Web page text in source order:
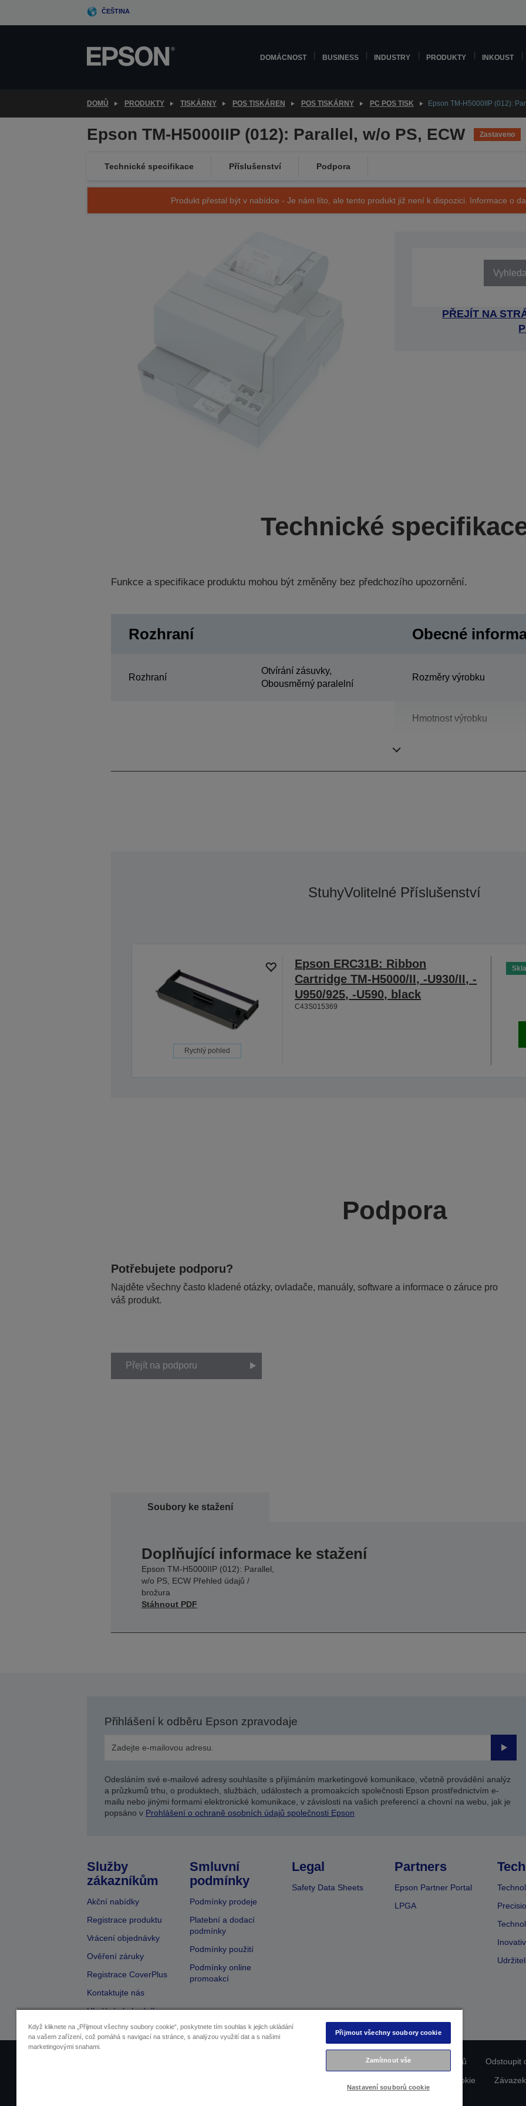
ČEŠTINA
DOMÁCNOST BUSINESS INDUSTRY PRODUKTY INKOUST
DOMŮ PRODUKTY TISKÁRNY POS TISKÁREN POS TISKÁRNY PC POS TISK Epson TM-H5000IIP (012):
Epson TM-H5000IIP (012): Parallel, w/o PS, ECW Zastaveno
Technické specifikace Příslušenství Podpora
Produkt přestal být v nabídce - Je nám líto, ale tento produkt již není k dispozici. Informace o
PŘEJÍT NA
Technické
Funkce a specifikace produktu mohou být změněny bez předchozího upozornění.
Rozhraní
Rozhraní
Otvírání zásuvky,
Obousměrný paralelní
Obecné
Rozměry výrobku
Hmotnost výrobku
StuhyVolitelné Příslušenství
Rychlý pohled
Epson ERC31B: Ribbon
Cartridge TM-H5000/II, -U930/II, -
U950/925, -U590, black
C43S015369
Podpora
Potřebujete podporu?
Najděte všechny často kladené otázky, ovladače, manuály, software a informace o záruce pro
váš produkt.
Přejít na podporu
Soubory ke stažení
Doplňující informace ke stažení
Epson TM-H5000IIP (012): Parallel,
w/o PS, ECW Přehled údajů /
brožura
Stáhnout PDF
Přihlášení k odběru Epson zpravodaje
Odeslat
Odesláním své e-mailové adresy souhlasíte s přijímáním marketingové komunikace, včetně provádění analýz
a průzkumů trhu, o produktech, službách, událostech a promoakcích společnosti Epson prostřednictvím e-
mailu nebo jinými formami elektronické komunikace, v závislosti na vašich preferencí a chovní na webu, jak je
popsáno v Prohlášení o ochraně osobních údajů společnosti Epson
Služby
zákazníkům
Akční nabídky
Registrace produktu
Vrácení objednávky
Ověření záruky
Registrace CoverPlus
Kontaktujte nás
Hledání obchodníka
Smluvní
podmínky
Podmínky prodeje
Platební a dodací
podmínky
Podmínky použití
Podmínky online
promoakcí
Legal
Safety Data Sheets
Partners
Epson Partner Portal
LPGA
Prohlášení o ochraně osobních údajů Odstoupit
Informace o souborech cookie
Když kliknete na „Přijmout všechny soubory cookie“, poskytnete tím souhlas k jejich ukládání
na vašem zařízení, což pomáhá s navigací na stránce, s analýzou využití dat a s našimi
marketingovými snahami.
Přijmout všechny soubory cookie
Zamítnout vše
Nastavení souborů cookie